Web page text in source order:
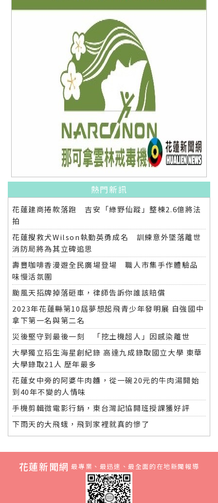
熱門新訊
花蓮建商捲款落跑 吉安「綠野仙蹤」整棟2.6億將法
拍
花蓮搜救犬Wilson執勤英勇成名 訓練意外墜落離世
消防局將為其立碑追思
壽豐咖啡香漫遊全民廣場登場 職人市集手作體驗品
味慢活氛圍
颱風天招牌掉落砸車，律師告訴你誰該賠償
2023年花蓮縣第10屆夢想起飛青少年發明展 自強國中
拿下第一名與第二名
災後堅守到最後一刻 「挖土機超人」因感染離世
大學獨立招生海星創紀錄 高達九成錄取國立大學 東華
大學錄取21人 歷年最多
花蓮女中旁的阿婆牛肉麵，從一碗20元的牛肉湯開始
到40年不變的人情味
手機剪輯微電影行銷，東台灣記協開班授課獲好評
下雨天的大飛蛾，飛到家裡就真的慘了
花蓮新聞網 最專業、最迅速、最全面的在地新聞報導